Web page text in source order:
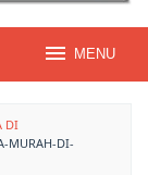
MENU
DI
MURAH-DI-